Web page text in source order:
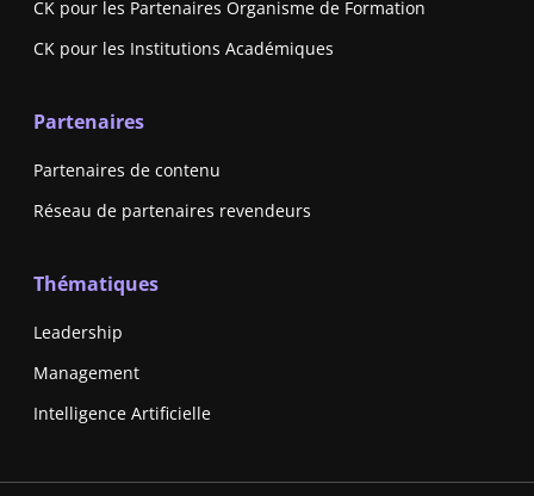
CK pour les Partenaires Organisme de Formation
CK pour les Institutions Académiques
Partenaires
Partenaires de contenu
Réseau de partenaires revendeurs
Thématiques
Leadership
Management
Intelligence Artificielle